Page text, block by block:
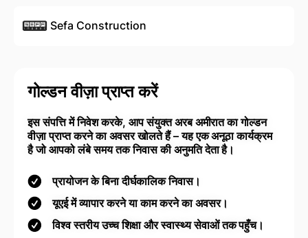
Sefa Construction
गोल्डन वीज़ा प्राप्त करें
इस संपत्ति में निवेश करके, आप संयुक्त अरब अमीरात का गोल्डन
वीज़ा प्राप्त करने का अवसर खोलते हैं – यह एक अनूठा कार्यक्रम
है जो आपको लंबे समय तक निवास की अनुमति देता है।
प्रायोजन के बिना दीर्घकालिक निवास।
यूएई में व्यापार करने या काम करने का अवसर।
विश्व स्तरीय उच्च शिक्षा और स्वास्थ्य सेवाओं तक पहुँच।